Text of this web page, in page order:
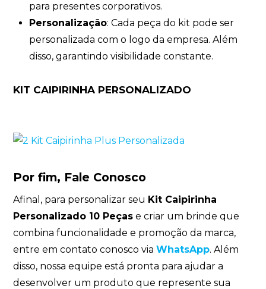
para presentes corporativos.
Personalização: Cada peça do kit pode ser
personalizada com o logo da empresa. Além
disso, garantindo visibilidade constante.
KIT CAIPIRINHA PERSONALIZADO
Por fim, Fale Conosco
Afinal, para personalizar seu Kit Caipirinha
Personalizado 10 Peças e criar um brinde que
combina funcionalidade e promoção da marca,
entre em contato conosco viaWhatsApp. Além
disso, nossa equipe está pronta para ajudar a
desenvolver um produto que represente sua